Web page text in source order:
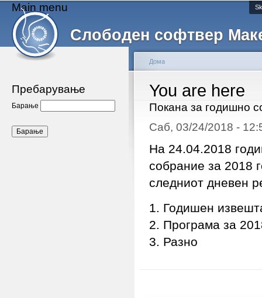
Слободен софтвер
Main menu
Пребарување
Барање
You are here
Дома
Покана за годишно
Саб, 03/24/2018 -
На 24.04.2018
собрание за 2018
следниот дневен
1. Годишен
2. Програма за
3. Разно